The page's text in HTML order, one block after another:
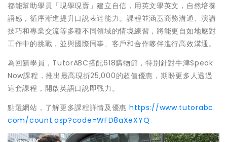
都能幫助學員「現學現賣」建立自信，用英文學英文，自然培養
語感，循序漸進提升口說表達能力。課程並涵蓋商務溝通、演講
技巧和專業交流等多種不同領域的情境練習，將能更自如地應對
工作中的挑戰，並與國際同事、客戶和合作夥伴進行高效溝通。
為回饋學員，TutorABC搭配618購物節，特別針對牛津Speak
Now課程，推出最高現折25,000的超值優惠，期盼更多人透過
這套課程，開啟英語口說即戰力。
點選網站，了解更多課程詳情及優惠 https://www.tutorabc.
com/count.asp?code=WFD8aXeXYQ